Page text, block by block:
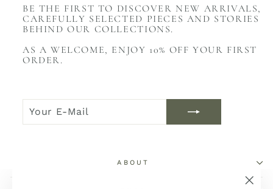
BE THE FIRST TO DISCOVER NEW ARRIVALS,
CAREFULLY SELECTED PIECES AND STORIES
BEHIND OUR COLLECTIONS.
AS A WELCOME, ENJOY 10% OFF YOUR FIRST
ORDER.
E-
MAIL
NOW
ABOUT